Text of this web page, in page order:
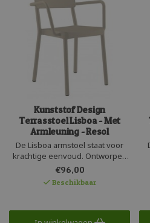
Kunststof Design
Terrasstoel Lisboa - Met
Armleuning - Resol
De Lisboa armstoel staat voor
krachtige eenvoud. Ontworpen
door Joan Gaspar voor het
Spaanse merk Resol. Mooie
kunststof design armstoel met
stapelstoel is UV bestendig,
€96,00
Beschikbaar